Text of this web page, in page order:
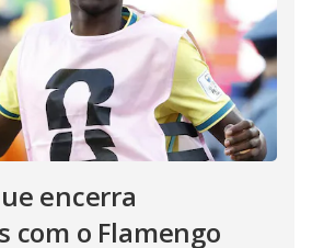
encerra
com o Flamengo